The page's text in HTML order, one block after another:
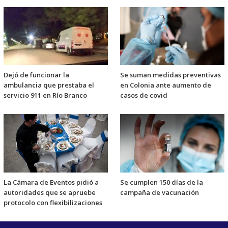
Dejó de funcionar la
ambulancia que prestaba el
servicio 911 en Río Branco
Se suman medidas preventivas
en Colonia ante aumento de
casos de covid
La Cámara de Eventos pidió a
autoridades que se apruebe
protocolo con flexibilizaciones
Se cumplen 150 días de la
campaña de vacunación